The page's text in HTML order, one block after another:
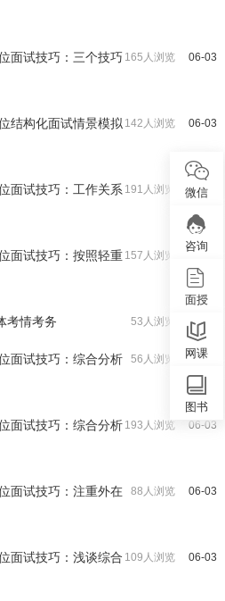
微信
咨询
面授
网课
图书
06-03
165人浏览
面试技巧：三个技巧
06-03
142人浏览
结构化面试情景模拟
06-03
191人浏览
面试技巧：工作关系
06-03
157人浏览
面试技巧：按照轻重
06-03
53人浏览
考情考务
06-03
56人浏览
面试技巧：综合分析
06-03
193人浏览
面试技巧：综合分析
06-03
88人浏览
面试技巧：注重外在
06-03
109人浏览
面试技巧：浅谈综合